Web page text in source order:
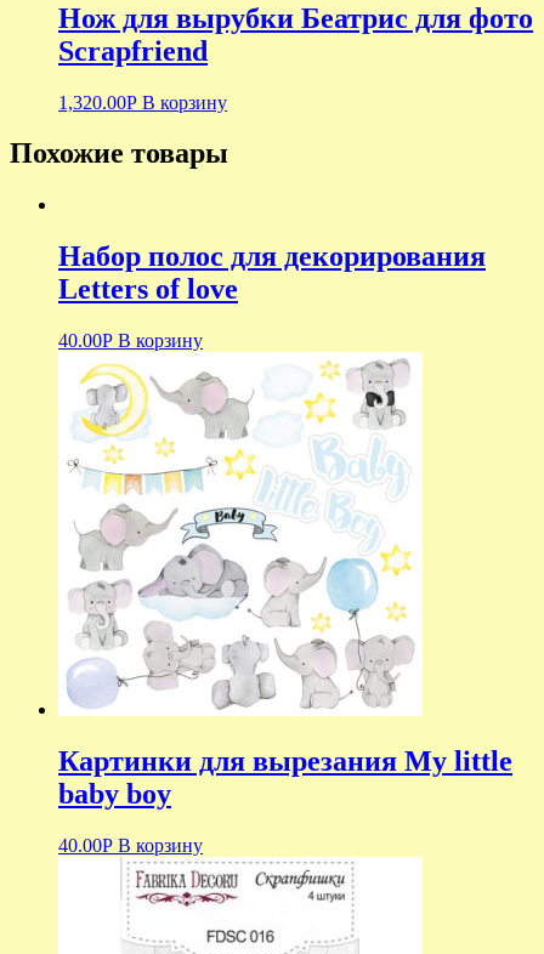
Нож для вырубки Беатрис для фото
Scrapfriend
1,320.00Р В корзину
Похожие товары
Набор полос для декорирования
Letters of love
40.00Р В корзину
Картинки для вырезания My little
baby boy
40.00Р В корзину